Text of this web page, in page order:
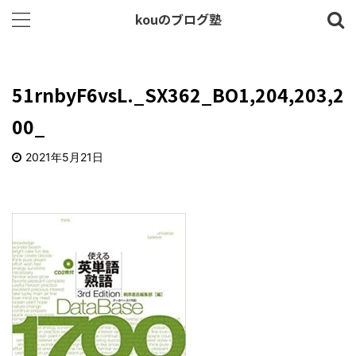
kouのブログ塾
51rnbyF6vsL._SX362_BO1,204,203,2
00_
2021年5月21日